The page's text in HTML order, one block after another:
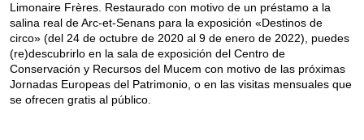
Limonaire Frères. Restaurado con motivo de un préstamo a la
salina real de Arc-et-Senans para la exposición «Destinos de
circo» (del 24 de octubre de 2020 al 9 de enero de 2022), puedes
(re)descubrirlo en la sala de exposición del Centro de
Conservación y Recursos del Mucem con motivo de las próximas
Jornadas Europeas del Patrimonio, o en las visitas mensuales que
se ofrecen gratis al público.